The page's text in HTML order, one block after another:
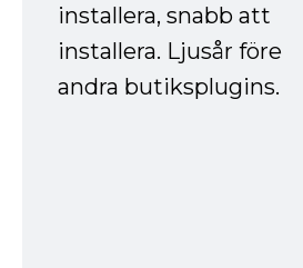
installera, snabb att
installera. Ljusår före
andra butiksplugins.